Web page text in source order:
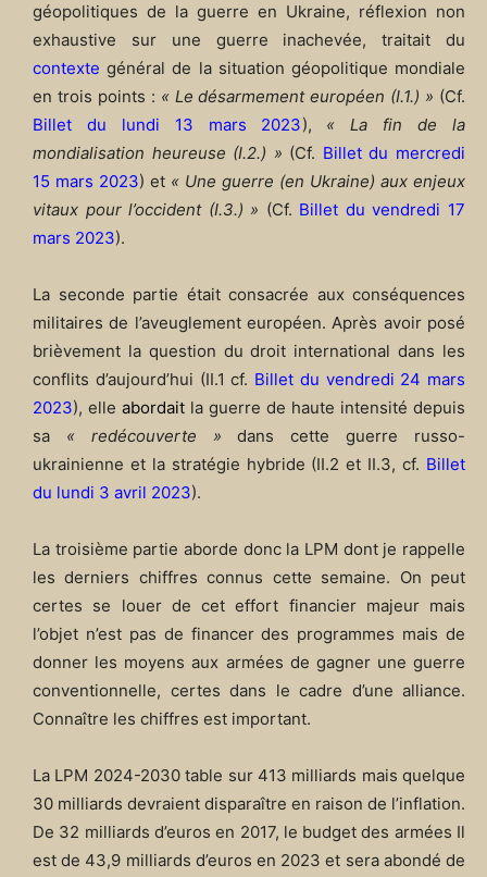
géopolitiques de la guerre en Ukraine, réflexion non
exhaustive sur une guerre inachevée, traitait du
contexte général de la situation géopolitique mondiale
en trois points : « Le désarmement européen (I.1.) » (Cf.
Billet du lundi 13 mars 2023), « La fin de la
mondialisation heureuse (I.2.) » (Cf. Billet du mercredi
15 mars 2023) et « Une guerre (en Ukraine) aux enjeux
vitaux pour l’occident (I.3.) » (Cf. Billet du vendredi 17
mars 2023).
La seconde partie était consacrée aux conséquences
militaires de l’aveuglement européen. Après avoir posé
brièvement la question du droit international dans les
conflits d’aujourd’hui (II.1 cf. Billet du vendredi 24 mars
2023), elle abordait la guerre de haute intensité depuis
sa « redécouverte » dans cette guerre russo-
ukrainienne et la stratégie hybride (II.2 et II.3, cf. Billet
du lundi 3 avril 2023).
La troisième partie aborde donc la LPM dont je rappelle
les derniers chiffres connus cette semaine. On peut
certes se louer de cet effort financier majeur mais
l’objet n’est pas de financer des programmes mais de
donner les moyens aux armées de gagner une guerre
conventionnelle, certes dans le cadre d’une alliance.
Connaître les chiffres est important.
La LPM 2024-2030 table sur 413 milliards mais quelque
30 milliards devraient disparaître en raison de l’inflation.
De 32 milliards d’euros en 2017, le budget des armées Il
est de 43,9 milliards d’euros en 2023 et sera abondé de